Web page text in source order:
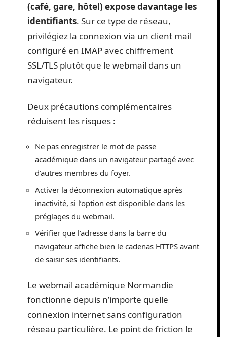
(café, gare, hôtel) expose davantage les
identifiants. Sur ce type de réseau,
privilégiez la connexion via un client mail
configuré en IMAP avec chiffrement
SSL/TLS plutôt que le webmail dans un
navigateur.
Deux précautions complémentaires
réduisent les risques :
Ne pas enregistrer le mot de passe
académique dans un navigateur partagé avec
d’autres membres du foyer.
Activer la déconnexion automatique après
inactivité, si l’option est disponible dans les
préglages du webmail.
Vérifier que l’adresse dans la barre du
navigateur affiche bien le cadenas HTTPS avant
de saisir ses identifiants.
Le webmail académique Normandie
fonctionne depuis n’importe quelle
connexion internet sans configuration
réseau particulière. Le point de friction le